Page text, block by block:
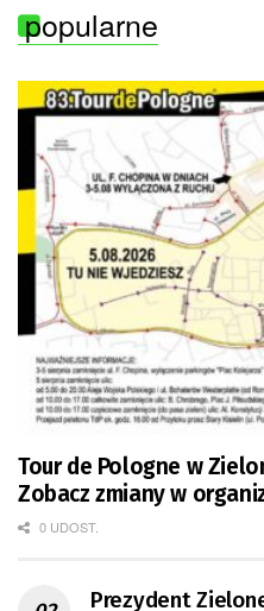
popularne
Tour de Pologne w
Zobacz zmiany w
0 UDOST.
Prezydent